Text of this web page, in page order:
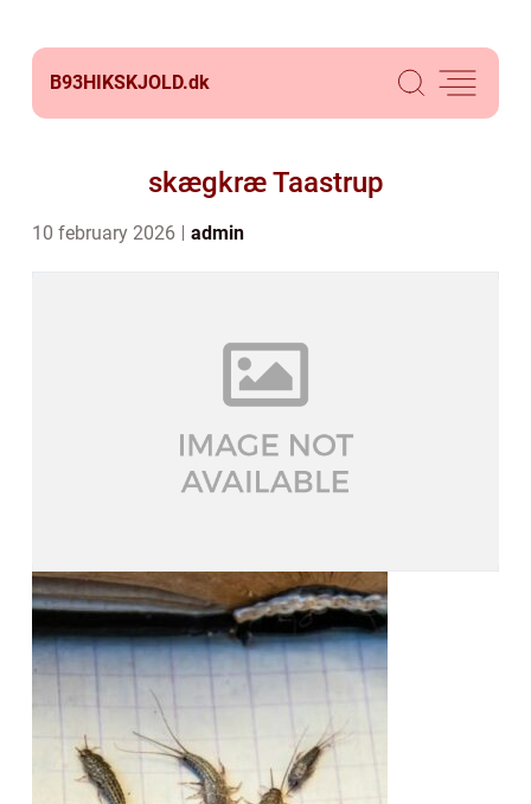
B93HIKSKJOLD.dk
skægkræ Taastrup
10 february 2026 admin